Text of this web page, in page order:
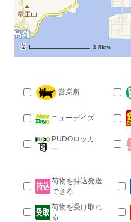
3.5km
営業所
ニューデイズ
PUDOロッカ
ー
荷物を持込発送
できる
荷物を受け取れ
る